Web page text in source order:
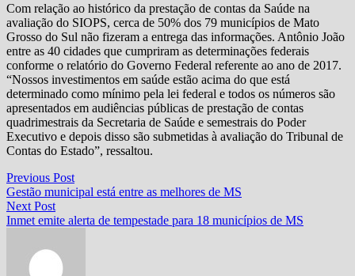
Com relação ao histórico da prestação de contas da Saúde na
avaliação do SIOPS, cerca de 50% dos 79 municípios de Mato
Grosso do Sul não fizeram a entrega das informações. Antônio João
entre as 40 cidades que cumpriram as determinações federais
conforme o relatório do Governo Federal referente ao ano de 2017.
“Nossos investimentos em saúde estão acima do que está
determinado como mínimo pela lei federal e todos os números são
apresentados em audiências públicas de prestação de contas
quadrimestrais da Secretaria de Saúde e semestrais do Poder
Executivo e depois disso são submetidas à avaliação do Tribunal de
Contas do Estado”, ressaltou.
Navegação
de
Post
Previous PostPrevious
post:
Gestão municipal está entre as melhores de MS
Next PostNext
post:
Inmet emite alerta de tempestade para 18 municípios de MS